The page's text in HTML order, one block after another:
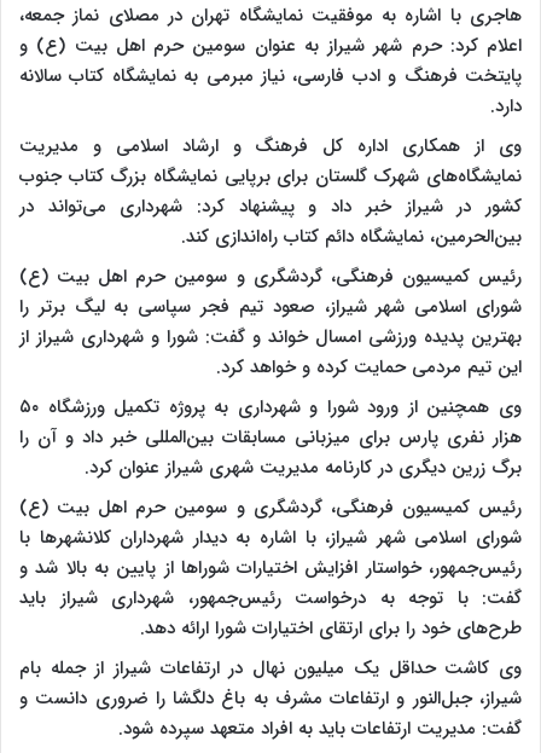
هاجری با اشاره به موفقیت نمایشگاه تهران در مصلای نماز جمعه،
اعلام کرد: حرم شهر شیراز به عنوان سومین حرم اهل بیت (ع) و
پایتخت فرهنگ و ادب فارسی، نیاز مبرمی به نمایشگاه کتاب سالانه
دارد.
وی از همکاری اداره کل فرهنگ و ارشاد اسلامی و مدیریت
نمایشگاه‌های شهرک گلستان برای برپایی نمایشگاه بزرگ کتاب جنوب
کشور در شیراز خبر داد و پیشنهاد کرد: شهرداری می‌تواند در
بین‌الحرمین، نمایشگاه دائم کتاب راه‌اندازی کند.
رئیس کمیسیون فرهنگی، گردشگری و سومین حرم اهل بیت (ع)
شورای اسلامی شهر شیراز، صعود تیم فجر سپاسی به لیگ برتر را
بهترین پدیده ورزشی امسال خواند و گفت: شورا و شهرداری شیراز از
این تیم مردمی حمایت کرده و خواهد کرد.
وی همچنین از ورود شورا و شهرداری به پروژه تکمیل ورزشگاه ۵۰
هزار نفری پارس برای میزبانی مسابقات بین‌المللی خبر داد و آن را
برگ زرین دیگری در کارنامه مدیریت شهری شیراز عنوان کرد.
رئیس کمیسیون فرهنگی، گردشگری و سومین حرم اهل بیت (ع)
شورای اسلامی شهر شیراز، با اشاره به دیدار شهرداران کلانشهرها با
رئیس‌جمهور، خواستار افزایش اختیارات شوراها از پایین به بالا شد و
گفت: با توجه به درخواست رئیس‌جمهور، شهرداری شیراز باید
طرح‌های خود را برای ارتقای اختیارات شورا ارائه دهد.
وی کاشت حداقل یک میلیون نهال در ارتفاعات شیراز از جمله بام
شیراز، جبل‌النور و ارتفاعات مشرف به باغ دلگشا را ضروری دانست و
گفت: مدیریت ارتفاعات باید به افراد متعهد سپرده شود.